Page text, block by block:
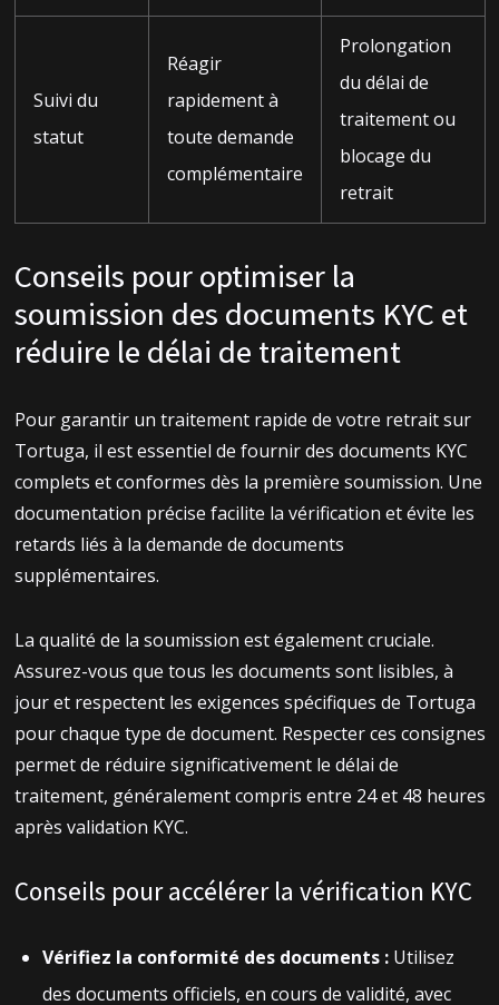
Suivi du
statut
Réagir
rapidement à
toute demande
complémentaire
Prolongation
du délai de
traitement ou
blocage du
retrait
Conseils pour optimiser la
soumission des documents KYC et
réduire le délai de traitement
Pour garantir un traitement rapide de votre retrait sur
Tortuga, il est essentiel de fournir des documents KYC
complets et conformes dès la première soumission. Une
documentation précise facilite la vérification et évite les
retards liés à la demande de documents
supplémentaires.
La qualité de la soumission est également cruciale.
Assurez-vous que tous les documents sont lisibles, à
jour et respectent les exigences spécifiques de Tortuga
pour chaque type de document. Respecter ces consignes
permet de réduire significativement le délai de
traitement, généralement compris entre 24 et 48 heures
après validation KYC.
Conseils pour accélérer la vérification KYC
Vérifiez la conformité des documents :Utilisez
des documents officiels, en cours de validité, avec